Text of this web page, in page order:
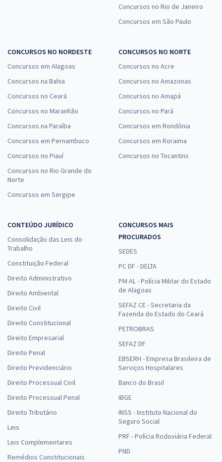
Concursos no Rio de Janeiro
Concursos em São Paulo
CONCURSOS NO NORDESTE
Concursos em Alagoas
Concursos na Bahia
Concursos no Ceará
Concursos no Maranhão
Concursos na Paraíba
Concursos em Pernambuco
Concursos no Piauí
Concursos no Rio Grande do
Norte
Concursos em Sergipe
CONCURSOS NO NORTE
Concursos no Acre
Concursos no Amazonas
Concursos no Amapá
Concursos no Pará
Concursos em Rondônia
Concursos em Roraima
Concursos no Tocantins
CONTEÚDO JURÍDICO
Consolidação das Leis do
Trabalho
Constituição Federal
Direito Administrativo
Direito Ambiental
Direito Civil
Direito Constitucional
Direito Empresarial
Direito Penal
Direito Previdenciário
Direito Processual Civil
Direito Processual Penal
Direito Tributário
Leis
Leis Complementares
Remédios Constitucionais
CONCURSOS MAIS
PROCURADOS
SEDES
PC DF - DELTA
PM AL - Polícia Militar do Estado
de Alagoas
SEFAZ CE - Secretaria da
Fazenda do Estado do Ceará
PETROBRAS
SEFAZ DF
EBSERH - Empresa Brasileira de
Serviços Hospitalares
Banco do Brasil
IBGE
INSS - Instituto Nacional do
Seguro Social
PRF - Polícia Rodoviária Federal
PND